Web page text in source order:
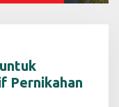
Pernikahan